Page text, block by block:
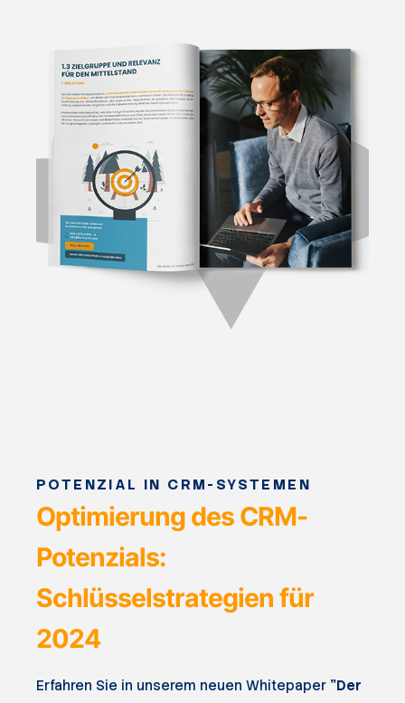
POTENZIAL IN CRM-SYSTEMEN
Optimierung des CRM-
Potenzials:
Schlüsselstrategien für
2024
Erfahren Sie in unserem neuen Whitepaper "Der